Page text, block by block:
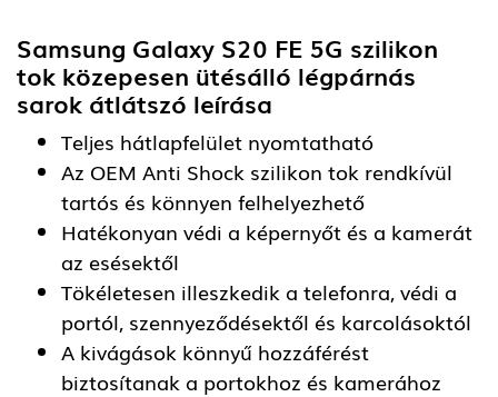
Samsung Galaxy S20 FE 5G szilikon
tok közepesen ütésálló légpárnás
sarok átlátszó leírása
Teljes hátlapfelület nyomtatható
Az OEM Anti Shock szilikon tok rendkívül
tartós és könnyen felhelyezhető
Hatékonyan védi a képernyőt és a kamerát
az esésektől
Tökéletesen illeszkedik a telefonra, védi a
portól, szennyeződésektől és karcolásoktól
A kivágások könnyű hozzáférést
biztosítanak a portokhoz és kamerához